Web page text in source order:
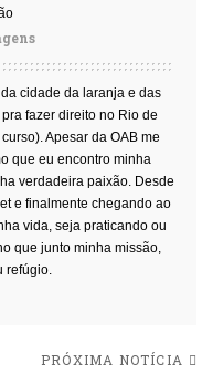
cidade da laranja e das
fazer direito no Rio de
Apesar da OAB me
que eu encontro minha
verdadeira paixão. Desde
e finalmente chegando ao
vida, seja praticando ou
que junto minha missão,
refúgio.
PRÓXIMA NOTÍCIA